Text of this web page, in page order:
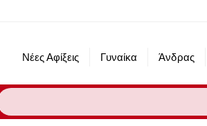
Νέες Αφίξεις Γυναίκα Άνδρας